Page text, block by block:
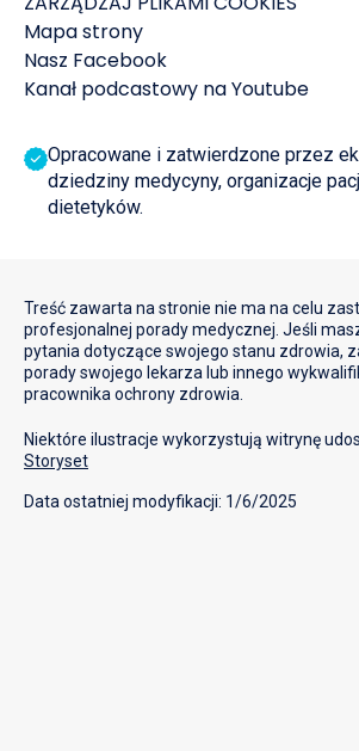
Mapa strony
Nasz Facebook
Kanał podcastowy na Youtube
Opracowane i zatwierdzone przez
dziedziny medycyny, organizacje
dietetyków.
Treść zawarta na stronie nie ma na celu
profesjonalnej porady medycznej. Jeśli
pytania dotyczące swojego stanu zdrowia,
porady swojego lekarza lub innego
pracownika ochrony zdrowia.
Niektóre ilustracje wykorzystują witrynę
Storyset
Data ostatniej modyfikacji: 1/6/2025